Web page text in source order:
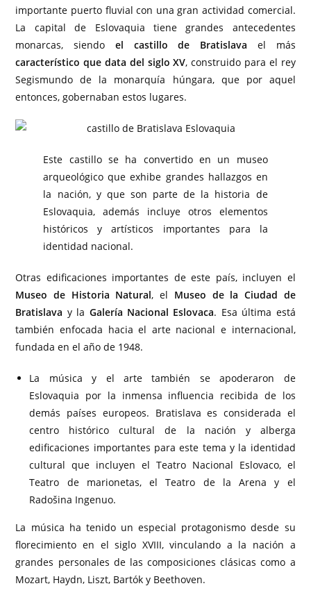
importante puerto fluvial con una gran actividad comercial.
La capital de Eslovaquia tiene grandes antecedentes
monarcas, siendo el castillo de Bratislava el más
característico que data del siglo XV, construido para el rey
Segismundo de la monarquía húngara, que por aquel
entonces, gobernaban estos lugares.
Este castillo se ha convertido en un museo
arqueológico que exhibe grandes hallazgos en
la nación, y que son parte de la historia de
Eslovaquia, además incluye otros elementos
históricos y artísticos importantes para la
identidad nacional.
Otras edificaciones importantes de este país, incluyen el
Museo de Historia Natural, el Museo de la Ciudad de
Bratislava y la Galería Nacional Eslovaca. Esa última está
también enfocada hacia el arte nacional e internacional,
fundada en el año de 1948.
La música y el arte también se apoderaron de
Eslovaquia por la inmensa influencia recibida de los
demás países europeos. Bratislava es considerada el
centro histórico cultural de la nación y alberga
edificaciones importantes para este tema y la identidad
cultural que incluyen el Teatro Nacional Eslovaco, el
Teatro de marionetas, el Teatro de la Arena y el
Radošina Ingenuo.
La música ha tenido un especial protagonismo desde su
florecimiento en el siglo XVIII, vinculando a la nación a
grandes personales de las composiciones clásicas como a
Mozart, Haydn, Liszt, Bartók y Beethoven.